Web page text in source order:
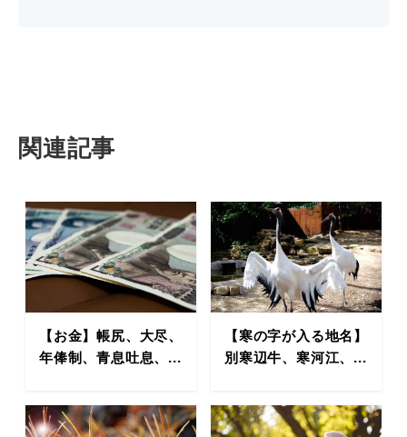
関連記事
【お金】帳尻、大尽、
年俸制、青息吐息、...
【寒の字が入る地名】
別寒辺牛、寒河江、...